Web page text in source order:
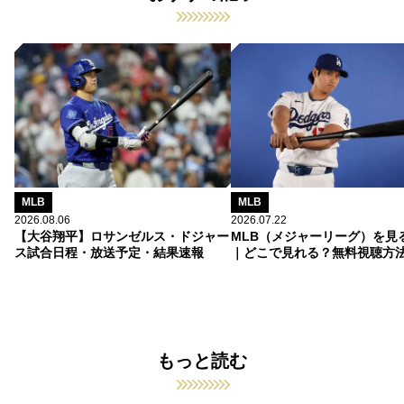
MLB
2026.08.06
【大谷翔平】ロサンゼルス・ドジャー
ス試合日程・放送予定・結果速報
MLB
2026.07.22
MLB（メジャーリーグ）を見
｜どこで見れる？無料視聴方
もっと読む